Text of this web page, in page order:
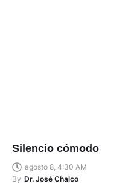
Silencio cómodo
agosto 8, 4:30 AM
By Dr. José Chalco